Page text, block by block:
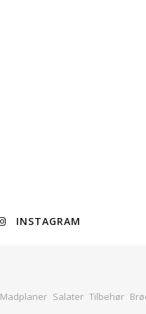
INSTAGRAM
Madplaner Salater Tilbehør